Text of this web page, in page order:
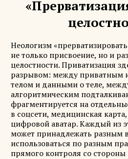
Неологизм
не только присвоение, но и
целостности. Приватизация
разрывом: между приватным
телом и данными о теле,
алгоритмическим
фрагментируется на
в соцсети, медицинская
цифровой аватар. Каждый из
может принадлежать разным
использоваться по разным
прямого контроля со стороны